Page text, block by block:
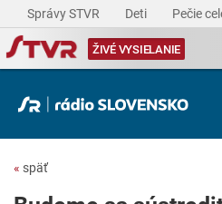
Správy STVR Deti Pečie
ŽIVÉ VYSIELANIE
« späť